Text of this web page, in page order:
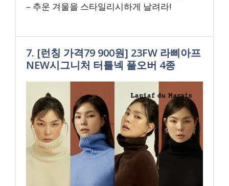
– 추운 겨울을 스타일리시하게 날려라!
7. [런칭 가격79 900원] 23FW 라삐아프
NEW시그니처 터틀넥 풀오버 4종